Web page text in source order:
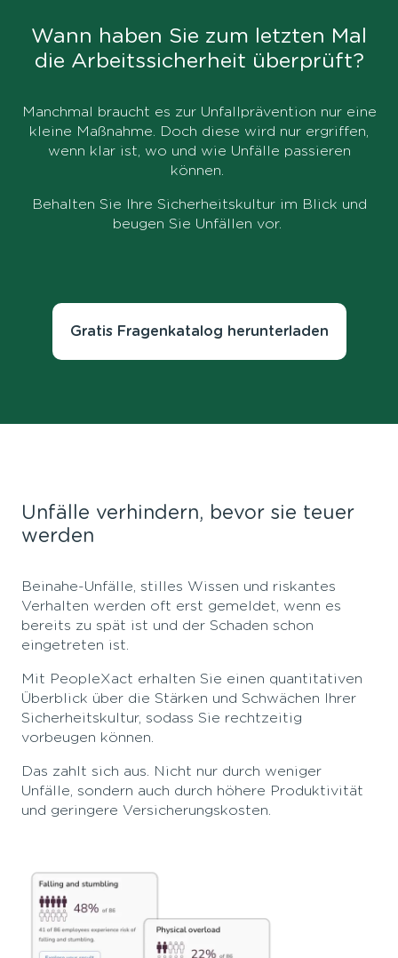
Wann haben Sie zum letzten Mal
die Arbeitssicherheit überprüft?
Manchmal braucht es zur Unfallprävention nur eine
kleine Maßnahme. Doch diese wird nur ergriffen,
wenn klar ist, wo und wie Unfälle passieren
können.
Behalten Sie Ihre Sicherheitskultur im Blick und
beugen Sie Unfällen vor.
Gratis Fragenkatalog herunterladen
Unfälle verhindern, bevor sie teuer
werden
Beinahe-Unfälle, stilles Wissen und riskantes
Verhalten werden oft erst gemeldet, wenn es
bereits zu spät ist und der Schaden schon
eingetreten ist.
Mit PeopleXact erhalten Sie einen quantitativen
Überblick über die Stärken und Schwächen Ihrer
Sicherheitskultur, sodass Sie rechtzeitig
vorbeugen können.
Das zahlt sich aus. Nicht nur durch weniger
Unfälle, sondern auch durch höhere Produktivität
und geringere Versicherungskosten.